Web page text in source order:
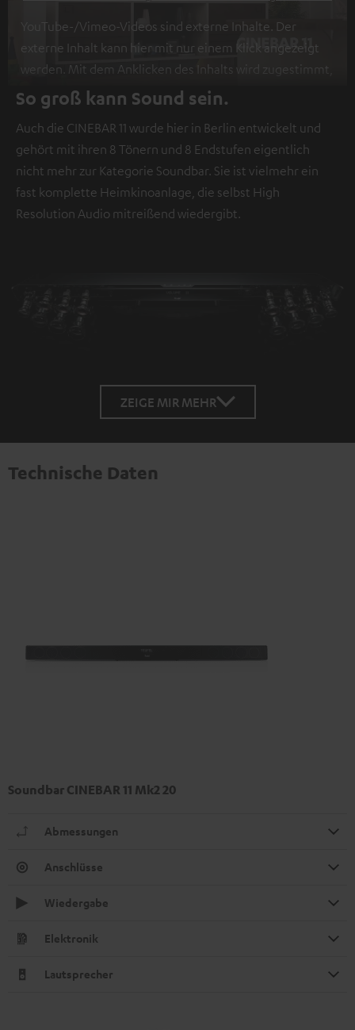
YouTube-/Vimeo-Videos sind externe Inhalte. Der
externe Inhalt kann hier mit nur einem Klick angezeigt
werden. Mit dem Anklicken des Inhalts wird zugestimmt,
dass externe Inhalte angezeigt werden. Dabei können
personenbezogene Daten an Drittplattformen
übermittelt werden.Weitere Informationen sind in der
Datenschutzerklärung unter I zu finden.
So groß kann Sound sein.
Auch die CINEBAR 11 wurde hier in Berlin entwickelt und
gehört mit ihren 8 Tönern und 8 Endstufen eigentlich
nicht mehr zur Kategorie Soundbar. Sie ist vielmehr ein
fast komplette Heimkinoanlage, die selbst High
Resolution Audio mitreißend wiedergibt.
ZEIGE MIR MEHR
Technische Daten
Soundbar CINEBAR 11 Mk2 20
Abmessungen
Anschlüsse
Wiedergabe
Elektronik
Lautsprecher